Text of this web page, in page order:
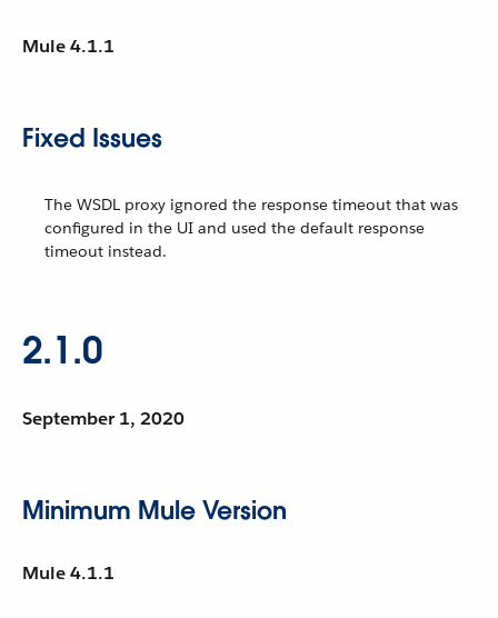
Mule 4.1.1
Fixed Issues
The WSDL proxy ignored the response timeout that was
configured in the UI and used the default response
timeout instead.
2.1.0
September 1, 2020
Minimum Mule Version
Mule 4.1.1